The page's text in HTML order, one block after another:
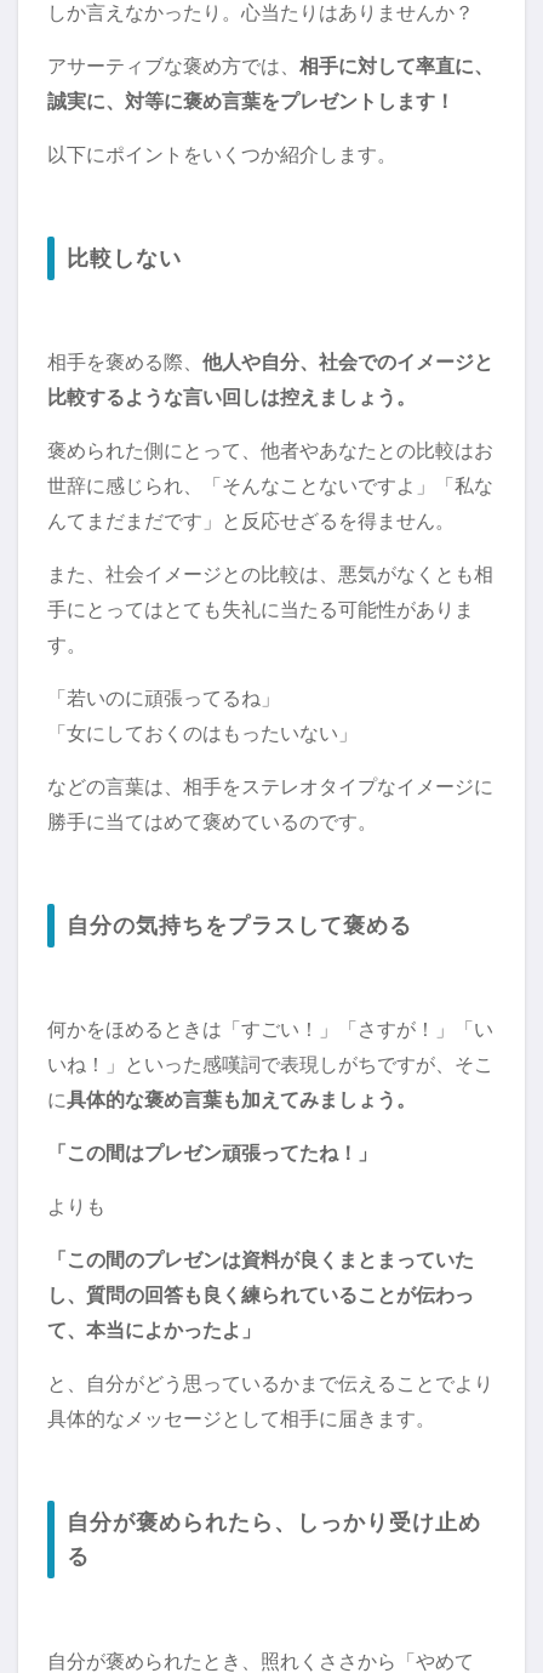
しか言えなかったり。心当たりはありませんか？
アサーティブな褒め方では、 相手に対して率直に、
誠実に、対等に褒め言葉をプレゼントします！
以下にポイントをいくつか紹介します。
比較しない
相手を褒める際、 他人や自分、社会でのイメージと
比較するような言い回しは控えましょう。
褒められた側にとって、他者やあなたとの比較はお
世辞に感じられ、「そんなことないですよ」「私な
んてまだまだです」と反応せざるを得ません。
また、社会イメージとの比較は、悪気がなくとも相
手にとってはとても失礼に当たる可能性がありま
す。
「若いのに頑張ってるね」
「女にしておくのはもったいない」
などの言葉は、相手をステレオタイプなイメージに
勝手に当てはめて褒めているのです。
自分の気持ちをプラスして褒める
何かをほめるときは「すごい！」「さすが！」「い
いね！」といった感嘆詞で表現しがちですが、そこ
に具体的な褒め言葉も加えてみましょう。
「この間はプレゼン頑張ってたね！」
よりも
「この間のプレゼンは資料が良くまとまっていた
し、質問の回答も良く練られていることが伝わっ
て、本当によかったよ」
と、自分がどう思っているかまで伝えることでより
具体的なメッセージとして相手に届きます。
自分が褒められたら、しっかり受け止め
る
自分が褒められたとき、照れくささから「やめて